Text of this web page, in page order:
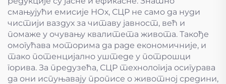
смањујући емисије НОх, СЦР не само да нуди
чистији ваздух за читаву јавност, већ и
помаже у очувању квалитета живота. Такође
омогућава моторима да раде економичније, и
тако потенцијално уштеде у потрошци
горива. За предузећа, СЦР технологија осигурава
да они испуњавају прописе о животној средини,